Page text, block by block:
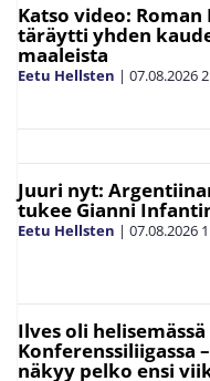
Katso video:
täräytti yhden
maaleista
Eetu Hellsten | 07.08.2026
Juuri nyt:
tukee Gianni
Eetu Hellsten | 07.08.2026
Ilves oli helisemässä
Konferenssiliigassa
näkyy pelko ensi